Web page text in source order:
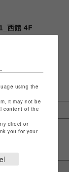
西館 4F
using the
it may not be
content of the
direct or
you for your